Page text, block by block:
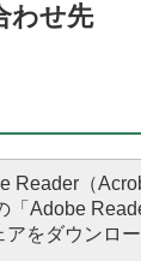
わせ先
Reader（
「Adobe
をダウンロ